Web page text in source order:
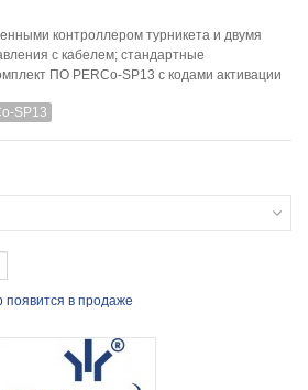
контроллером турникета и двумя
с кабелем; стандартные
ПО PERCo-SP13 с кодами активации
SP13
появится в продаже